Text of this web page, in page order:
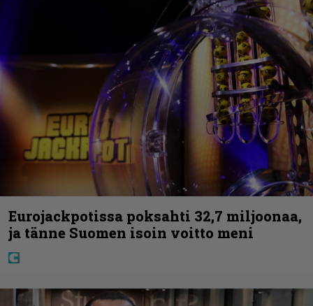
Eurojackpotissa poksahti 32,7 miljoonaa,
ja tänne Suomen isoin voitto meni